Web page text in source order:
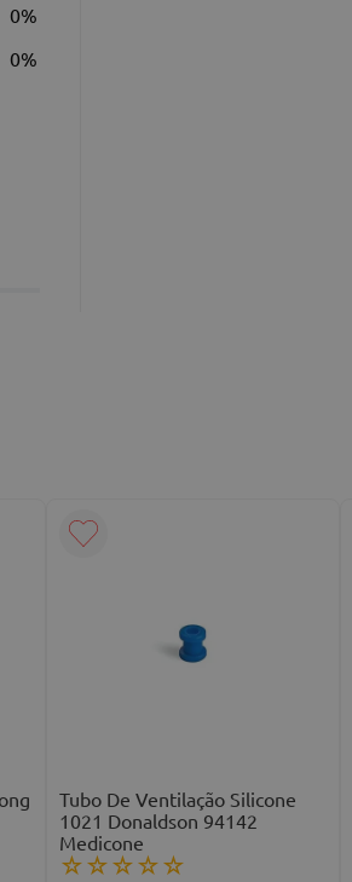
0%
0%
Tubo De Ventilação Silicone
1021 Donaldson 94142
Medicone
☆☆☆☆☆